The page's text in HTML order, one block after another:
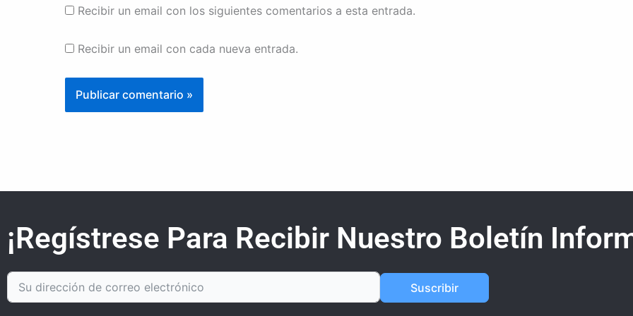
Recibir un email con los siguientes comentarios a esta entrada.
Recibir un email con cada nueva entrada.
¡Regístrese Para Recibir Nuestro Boletín
Suscribir